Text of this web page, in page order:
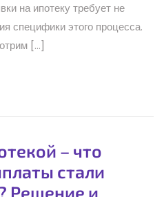
на ипотеку требует не
специфики этого процесса.
[…]
– что
стали
Решение и